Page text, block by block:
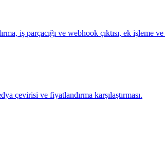
iş parçacığı ve webhook çıktısı, ek işleme ve
çevirisi ve fiyatlandırma karşılaştırması.